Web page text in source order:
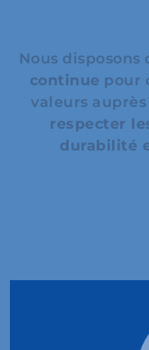
Nous disposons
continue pour
valeurs
respecter
durabilité